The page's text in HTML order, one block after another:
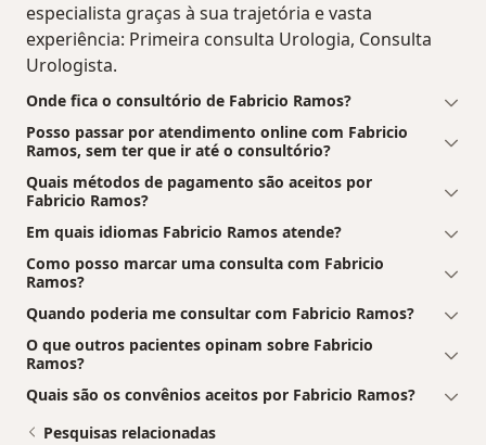
especialista graças à sua trajetória e vasta
experiência: Primeira consulta Urologia, Consulta
Urologista.
Onde fica o consultório de Fabricio Ramos?
Posso passar por atendimento online com Fabricio
Ramos, sem ter que ir até o consultório?
Quais métodos de pagamento são aceitos por
Fabricio Ramos?
Em quais idiomas Fabricio Ramos atende?
Como posso marcar uma consulta com Fabricio
Ramos?
Quando poderia me consultar com Fabricio Ramos?
O que outros pacientes opinam sobre Fabricio
Ramos?
Quais são os convênios aceitos por Fabricio Ramos?
Pesquisas relacionadas